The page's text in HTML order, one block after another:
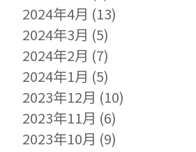
2024年4月 (13)
2024年3月 (5)
2024年2月 (7)
2024年1月 (5)
2023年12月 (10)
2023年11月 (6)
2023年10月 (9)